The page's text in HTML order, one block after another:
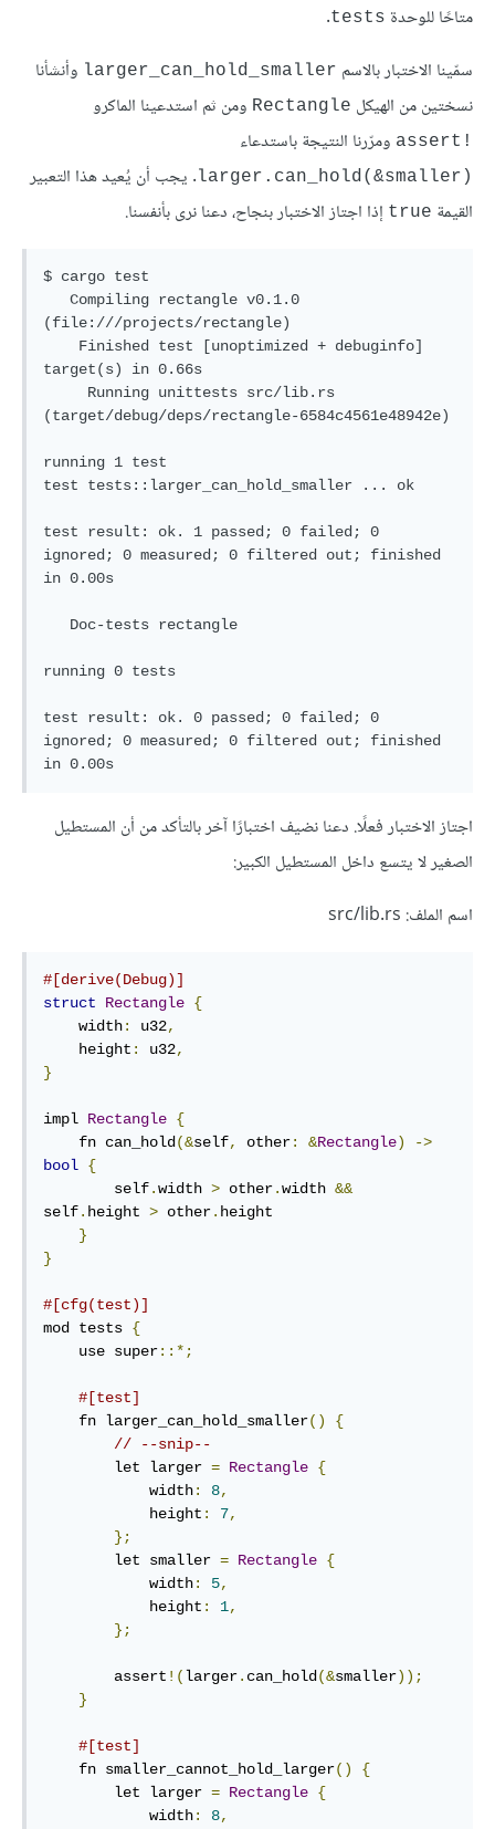
متاحًا للوحدة tests
.
سمّينا الاختبار بالاسم larger_can_hold_smaller وأنشأنا
نسختين من الهيكل Rectangle ومن ثم استدعينا الماكرو
assert!‎ ومرّرنا النتيجة باستدعاء
larger.can_hold(&smaller)‎. يجب أن يُعيد هذا التعبير
القيمة true إذا اجتاز الاختبار بنجاح، دعنا نرى بأنفسنا.
$ cargo test
(file:///projects/rectangle)
target(s) in 0.66s
(target/debug/deps/rectangle-6584c4561e48942e)
running 1 test
test tests::larger_can_hold_smaller ... ok
test result: ok. 1 passed; 0 failed; 0
ignored; 0 measured; 0 filtered out; finished
in 0.00s
running 0 tests
test result: ok. 0 passed; 0 failed; 0
ignored; 0 measured; 0 filtered out; finished
اجتاز الاختبار فعلًا. دعنا نضيف اختبارًا آخر بالتأكد من أن المستطيل
الصغير لا يتسع داخل المستطيل الكبير:
اسم الملف: src/lib.rs
#[derive(Debug)]
struct
Rectangle {
    width
: u32,
    height
: u32,
}
impl Rectangle {
    fn can_hold
(&self, other: &Rectangle)
->
bool {
        self
.width > other.width &&
self. height > other. height
}
}
#[cfg(test)]
mod tests {
    use super
::*;
#[test]
    fn larger_can_hold_smaller
()
{
// --snip--
        let larger
= Rectangle {
            width
: 8,
            height
: 7,
};
        let smaller
= Rectangle {
            width
: 5,
            height
: 1,
};
        assert
!(larger. can_hold(&smaller));
}
#[test]
    fn smaller_cannot_hold_larger
()
{
        let larger
= Rectangle {
            width
: 8,